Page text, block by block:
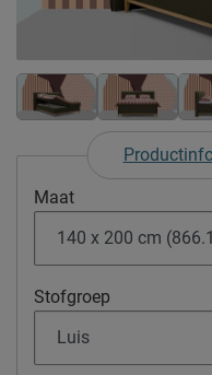
Maat
Stofgroep